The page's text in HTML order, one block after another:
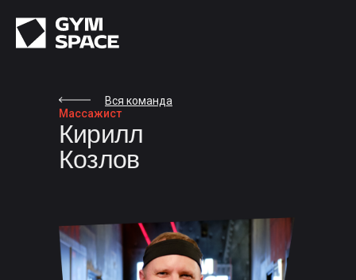
Вся команда
Массажист
Кирилл
Козлов